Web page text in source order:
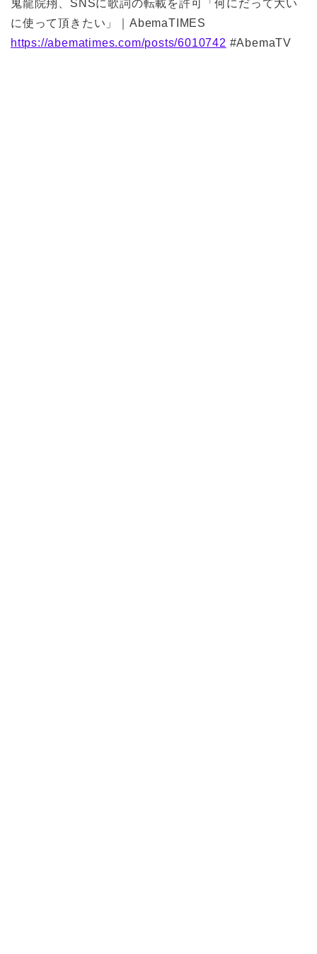
鬼龍院翔、SNSに歌詞の転載を許可「何にだって大い
に使って頂きたい」｜AbemaTIMES
https://abematimes.com/posts/6010742 #AbemaTV